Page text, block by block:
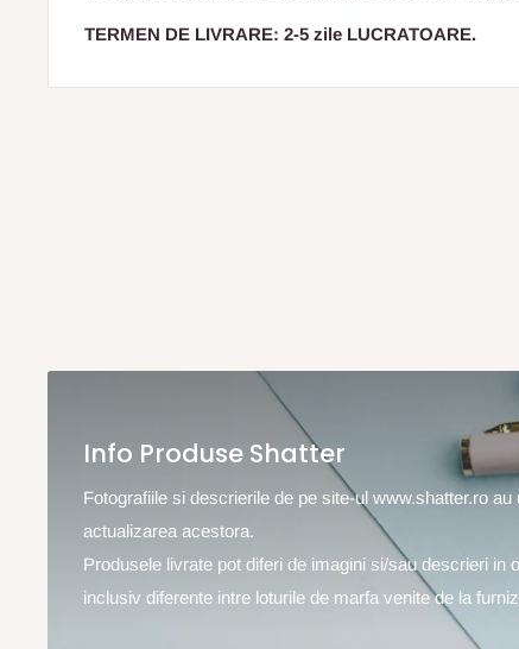
TERMEN DE LIVRARE: 2-5 zile LUCRATOARE.
Info Produse Shatter
Fotografiile si descrierile de pe site-ul www.shatter.ro
actualizarea acestora.
Produsele livrate pot diferi de imagini si/sau descrieri
inclusiv diferente intre loturile de marfa venite de la